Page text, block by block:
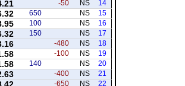
14
NS
-50
15
NS
650
16
NS
100
17
NS
150
18
NS
-480
19
NS
-100
20
NS
140
21
NS
-400
22
NS
-650